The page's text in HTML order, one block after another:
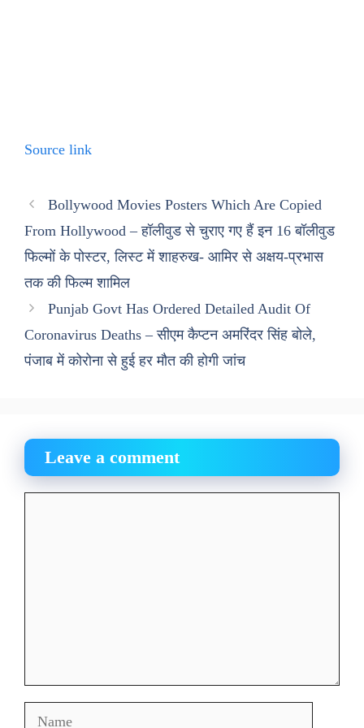
Source link
Bollywood Movies Posters Which Are Copied
From Hollywood – हॉलीवुड से चुराए गए हैं इन 16 बॉलीवुड
फिल्मों के पोस्टर, लिस्ट में शाहरुख- आमिर से अक्षय-प्रभास
तक की फिल्म शामिल
Punjab Govt Has Ordered Detailed Audit Of
Coronavirus Deaths – सीएम कैप्टन अमरिंदर सिंह बोले,
पंजाब में कोरोना से हुई हर मौत की होगी जांच
Leave a comment
Name